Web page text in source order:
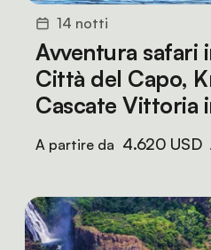
14 notti
Avventura safari
Città del Capo,
Cascate Vittoria
A partire da 4.620 USD